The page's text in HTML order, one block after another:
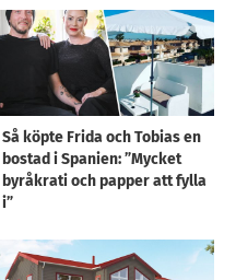
Så köpte Frida och Tobias en
bostad i Spanien: ”Mycket
byråkrati och papper att fylla
i”